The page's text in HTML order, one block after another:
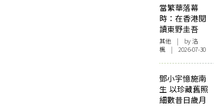
當繁華落幕
時：在香港閱
讀東野圭吾
其他 | by洛
楓 | 2026-07-30
鄧小宇憶施南
生 以珍藏舊照
細數昔日歲月